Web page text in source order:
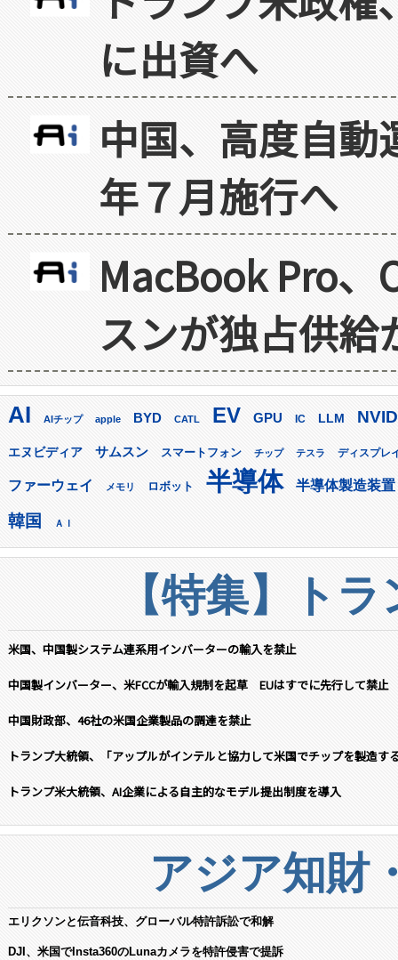
に出資へ
中国、高度自
年７月施行へ
MacBook Pro
スンが独占供給
AI AIチップ apple BYD CATL EV GPU IC LLM
エヌビディア サムスン スマートフォン チップ テスラ ディスプレ
ファーウェイ メモリ ロボット 半導体 半導体製造装置
韓国 ＡＩ
【特集】ト
米国、中国製システム連系用インバーターの輸入を禁止
中国製インバーター、米FCCが輸入規制を起草 EUはすでに先行して禁止
中国財政部、46社の米国企業製品の調達を禁止
トランプ大統領、「アップルがインテルと協力して米国でチップを製造す
トランプ米大統領、AI企業による自主的なモデル提出制度を導入
アジア知財
エリクソンと伝音科技、グローバル特許訴訟で和解
DJI、米国でInsta360のLunaカメラを特許侵害で提訴